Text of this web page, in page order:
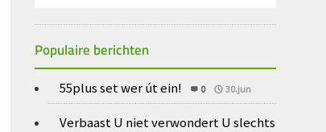
Populaire berichten
55plus set wer út ein! 0 30.jun
Verbaast U niet verwondert U slechts